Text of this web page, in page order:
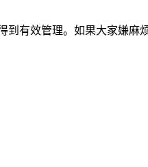
有效管理。如果大家嫌麻